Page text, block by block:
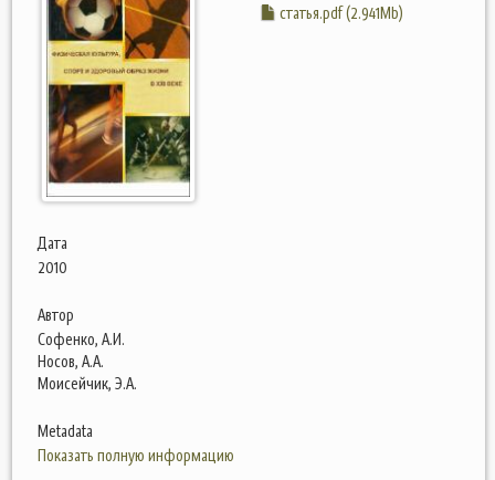
статья.pdf (2.941Mb)
Дата
2010
Автор
Софенко, А.И.
Носов, А.А.
Моисейчик, Э.А.
Metadata
Показать полную информацию